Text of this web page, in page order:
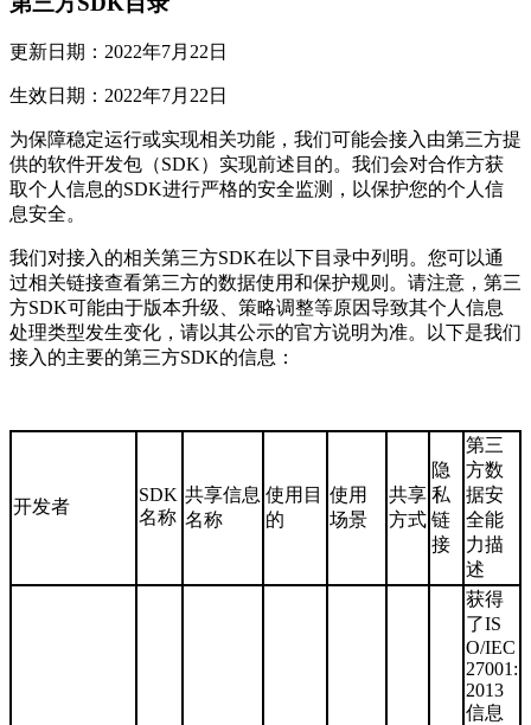
更新日期：2022年7月22日
生效日期：2022年7月22日
为保障稳定运行或实现相关功能，我们可能会接入由第三方提
供的软件开发包（SDK）实现前述目的。我们会对合作方获
取个人信息的SDK进行严格的安全监测，以保护您的个人信
息安全。
我们对接入的相关第三方SDK在以下目录中列明。您可以通
过相关链接查看第三方的数据使用和保护规则。请注意，第三
方SDK可能由于版本升级、策略调整等原因导致其个人信息
处理类型发生变化，请以其公示的官方说明为准。以下是我们
接入的主要的第三方SDK的信息：
开发者
SDK
名称
共享信息
名称
使用目
的
使用
场景
共享
方式
隐
私
链
接
第三
方数
据安
全能
力描
述
获得
了IS
O/IEC
27001:
2013
信息